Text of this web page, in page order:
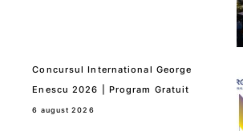
Concursul International George
Enescu 2026 | Program Gratuit
6 august 2026